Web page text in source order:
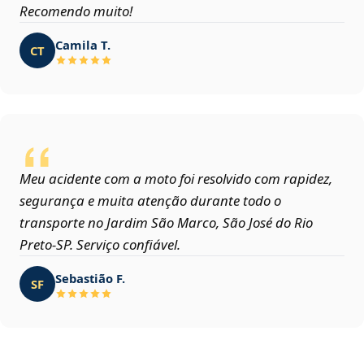
Recomendo muito!
CT Camila T.
Meu acidente com a moto foi resolvido com rapidez,
segurança e muita atenção durante todo o
transporte no Jardim São Marco, São José do Rio
Preto‑SP. Serviço confiável.
SF Sebastião F.